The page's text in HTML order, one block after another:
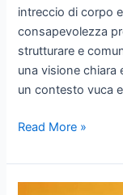
intreccio di corpo
consapevolezza
strutturare e
una visione chiara
un contesto vuca e
Il
Limes
della
Read More »